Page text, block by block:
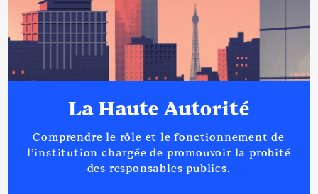
La Haute Autorité
Comprendre le rôle et le fonctionnement de
l’institution chargée de promouvoir la probité
des responsables publics.